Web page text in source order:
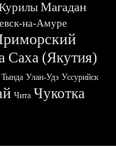
Магадан
на-Амуре
Саха (Якутия)
Тында Улан-Удэ Уссурийск
Чита Чукотка